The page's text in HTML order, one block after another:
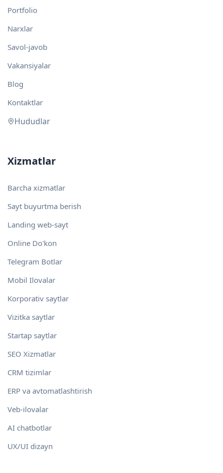
Portfolio
Narxlar
Savol-javob
Vakansiyalar
Blog
Kontaktlar
Hududlar
Xizmatlar
Barcha xizmatlar
Sayt buyurtma berish
Landing web-sayt
Online Do'kon
Telegram Botlar
Mobil Ilovalar
Korporativ saytlar
Vizitka saytlar
Startap saytlar
SEO Xizmatlar
CRM tizimlar
ERP va avtomatlashtirish
Veb-ilovalar
AI chatbotlar
UX/UI dizayn